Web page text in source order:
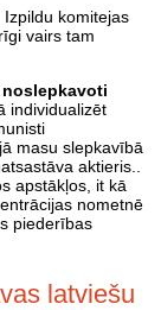
komitejas
vairs tam
noslepkavoti
individualizēt
masu slepkavībā
aktieris..
apstākļos, it kā
nometnē
piederības
latviešu